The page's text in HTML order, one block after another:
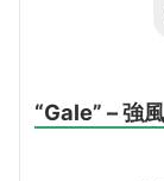
“Gale” – 強風